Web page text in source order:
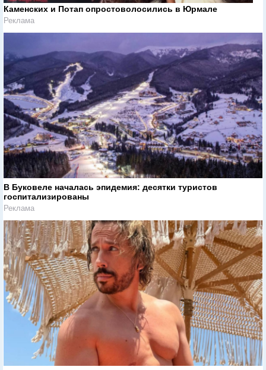
Каменских и Потап опростоволосились в Юрмале
Реклама
В Буковеле началась эпидемия: десятки туристов
госпитализированы
Реклама